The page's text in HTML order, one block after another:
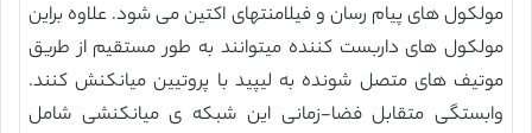
مولکول های پیام رسان و فیلامنتهای اکتین می شود. علاوه براین
مولکول های داربست کننده میتوانند به طور مستقیم از طریق
موتیف های متصل شونده به لیپید با پروتیین میانکنش کنند.
وابستگی متقابل فضا-زمانی این شبکه ی میانکنشی شامل